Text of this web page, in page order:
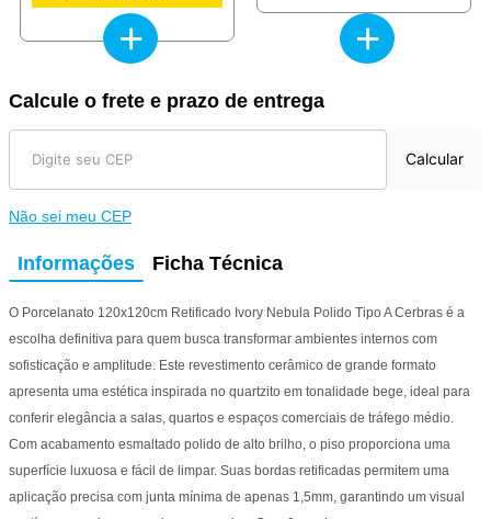
+ +
Calcule o frete e prazo de entrega
Calcular
Não sei meu CEP
Informações Ficha Técnica
O Porcelanato 120x120cm Retificado Ivory Nebula Polido Tipo A Cerbras é a
escolha definitiva para quem busca transformar ambientes internos com
sofisticação e amplitude. Este revestimento cerâmico de grande formato
apresenta uma estética inspirada no quartzito em tonalidade bege, ideal para
conferir elegância a salas, quartos e espaços comerciais de tráfego médio.
Com acabamento esmaltado polido de alto brilho, o piso proporciona uma
superfície luxuosa e fácil de limpar. Suas bordas retificadas permitem uma
aplicação precisa com junta mínima de apenas 1,5mm, garantindo um visual